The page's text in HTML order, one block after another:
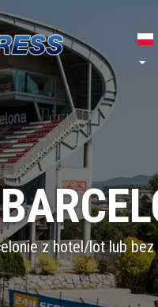
z hotel/lot lub bez